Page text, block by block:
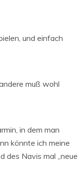
und einfach
muß wohl
in dem man
könnte ich meine
des Navis mal „neue